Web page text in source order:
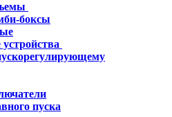
боксы
пуска